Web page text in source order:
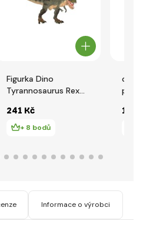
Figurka Dino
Tyrannosaurus Rex
241 Kč
+ 8 bodů
179
Informace o výrobci